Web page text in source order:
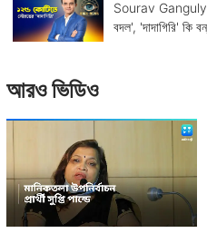
Sourav Ganguly
বদল', 'দাদাগিরি' কি
আরও ভিডিও